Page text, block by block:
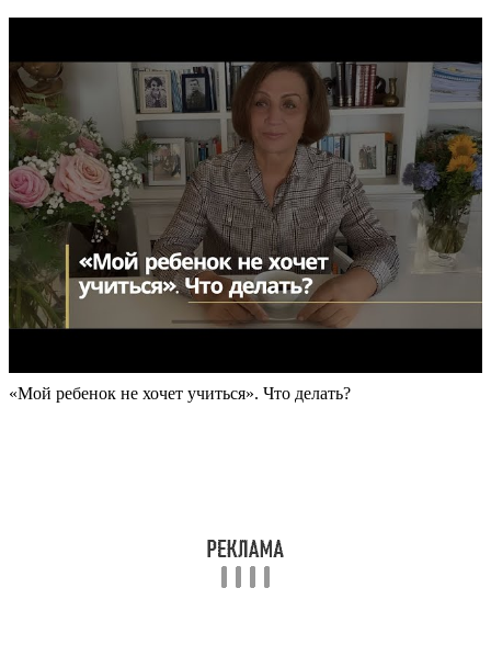
«Мой ребенок не хочет учиться». Что делать?